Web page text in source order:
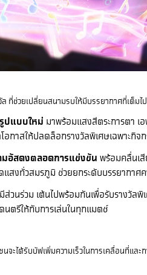
ที่ช่วยเปลี่ยนสนามรบให้มีบรรยากาศที่เต็ม
ปแบบใหม่ มาพร้อมแสงสีตระการตา เ
อกาสให้ปลดล็อกรางวัลพิเศษเฉพาะกิจ
มอัสดงตลอดการแข่งขัน พร้อมคลื่นเ
งทั่วสมรภูมิ ช่วยยกระดับบรรยากาศค
มีส่วนร่วม เต้นไปพร้อมกันเพื่อรับรางวั
ตรีให้กับการเล่นในทุกแมตช์
ะได้รับบัฟเพิ่มความเร็วในการเคลื่อนที่แ